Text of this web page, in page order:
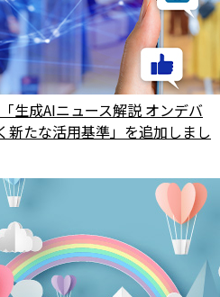
生成AIニュース解説 オンデバ
新たな活用基準」を追加しまし